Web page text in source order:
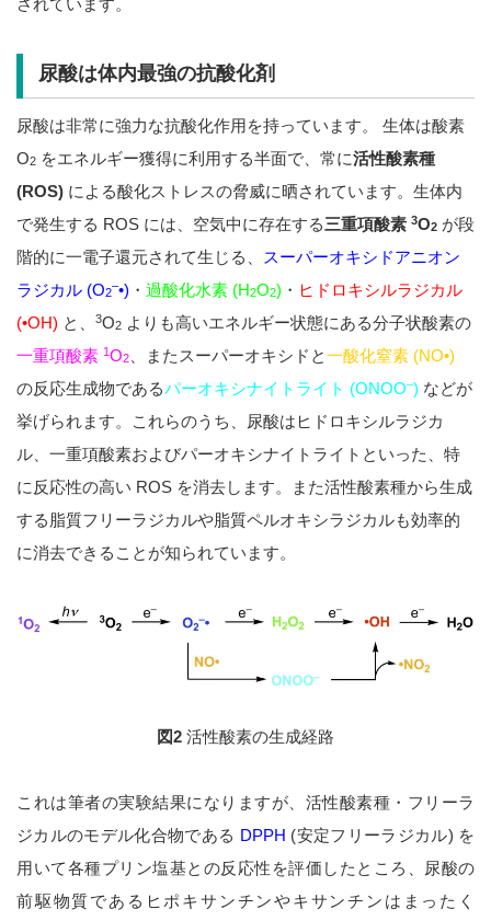
尿酸は体内最強の抗酸化剤
尿酸は非常に強力な抗酸化作用を持っています。 生体は酸素
O2 をエネルギー獲得に利用する半面で、常に活性酸素種
(ROS) による酸化ストレスの脅威に晒されています。生体内
で発生する ROS には、空気中に存在する三重項酸素 3O2 が段
階的に一電子還元されて生じる、
スーパーオキシドアニオン
ラジカル (O2
–•) ・ 過酸化水素 (H2O2) ・ ヒドロキシルラジカル
(•OH) と、 3O2 よりも高いエネルギー状態にある分子状酸素の
一重項酸素 1O2 、またスーパーオキシドと一酸化窒素 (NO•)
の反応生成物であるパーオキシナイトライト (ONOO–) などが
挙げられます。これらのうち、尿酸はヒドロキシルラジカ
ル、一重項酸素およびパーオキシナイトライトといった、特
に反応性の高い ROS を消去します。また活性酸素種から生成
する脂質フリーラジカルや脂質ペルオキシラジカルも効率的
に消去できることが知られています。
図2 活性酸素の生成経路
これは筆者の実験結果になりますが、活性酸素種・フリーラ
ジカルのモデル化合物である DPPH (安定フリーラジカル) を
用いて各種プリン塩基との反応性を評価したところ、尿酸の
前駆物質であるヒポキサンチンやキサンチンはまったく